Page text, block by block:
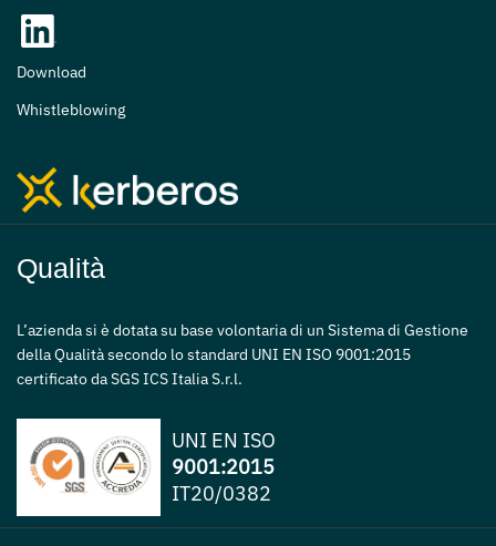
Download
Whistleblowing
Qualità
L’azienda si è dotata su base volontaria di un Sistema di Gestione
della Qualità secondo lo standard UNI EN ISO 9001:2015
certificato da SGS ICS Italia S.r.l.
UNI EN ISO
9001:2015
IT20/0382